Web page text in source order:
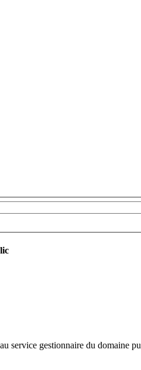
service gestionnaire du domaine